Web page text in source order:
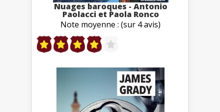
Nuages baroques - Antonio
Paolacci et Paola Ronco
Note moyenne : (sur 4 avis)